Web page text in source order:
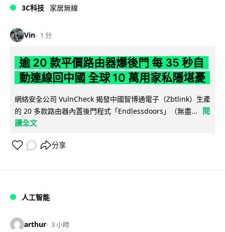
3C科技 家居無線
Vin 1 分
逾 20 款平價路由器爆後門 每 35 秒自
動連線回中國 全球 10 萬用家私隱堪憂
網絡安全公司 VulnCheck 揭發中國智博通電子（Zbtlink）生產
的 20 多款路由器內置後門程式「Endlessdoors」（無盡...
閱
讀全文
分享
人工智能
arthur 3 小時